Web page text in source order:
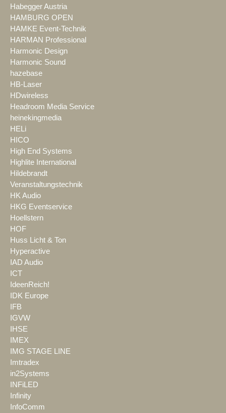
Habegger Austria
HAMBURG OPEN
HAMKE Event-Technik
HARMAN Professional
Harmonic Design
Harmonic Sound
hazebase
HB-Laser
HDwireless
Headroom Media Service
heinekingmedia
HELi
HICO
High End Systems
Highlite International
Hildebrandt
Veranstaltungstechnik
HK Audio
HKG Eventservice
Hoellstern
HOF
Huss Licht & Ton
Hyperactive
IAD Audio
ICT
IdeenReich!
IDK Europe
IFB
IGVW
IHSE
IMEX
IMG STAGE LINE
Imtradex
in2Systems
INFiLED
Infinity
InfoComm